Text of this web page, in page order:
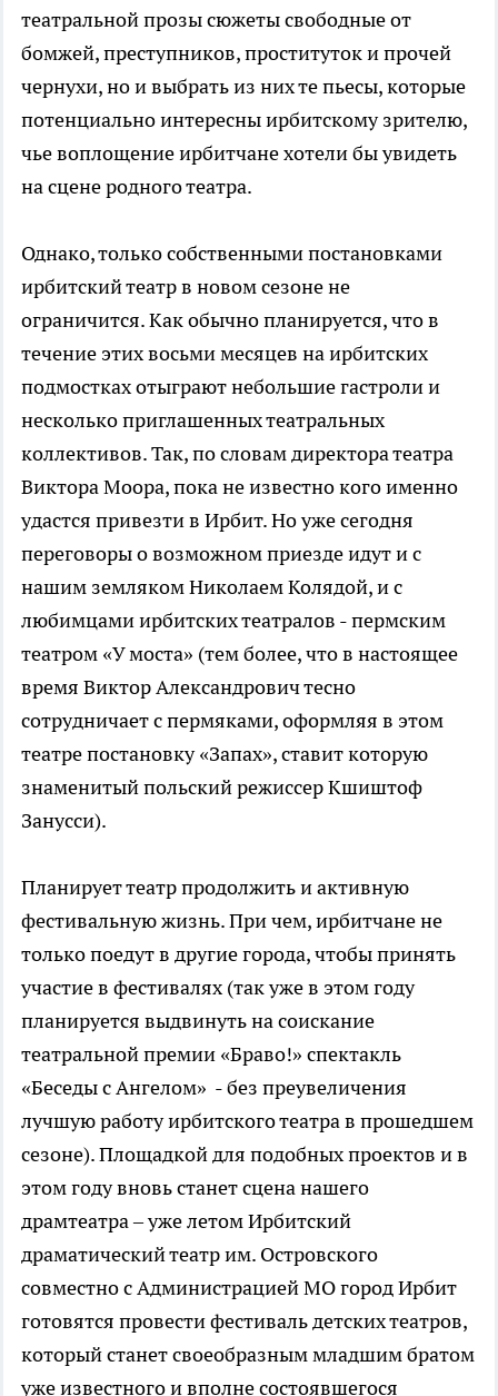
театральной прозы сюжеты свободные от
бомжей, преступников, проституток и прочей
чернухи, но и выбрать из них те пьесы, которые
потенциально интересны ирбитскому зрителю,
чье воплощение ирбитчане хотели бы увидеть
на сцене родного театра.
Однако, только собственными постановками
ирбитский театр в новом сезоне не
ограничится. Как обычно планируется, что в
течение этих восьми месяцев на ирбитских
подмостках отыграют небольшие гастроли и
несколько приглашенных театральных
коллективов. Так, по словам директора театра
Виктора Моора, пока не известно кого именно
удастся привезти в Ирбит. Но уже сегодня
переговоры о возможном приезде идут и с
нашим земляком Николаем Колядой, и с
любимцами ирбитских театралов - пермским
театром «У моста» (тем более, что в настоящее
время Виктор Александрович тесно
сотрудничает с пермяками, оформляя в этом
театре постановку «Запах», ставит которую
знаменитый польский режиссер Кшиштоф
Занусси).
Планирует театр продолжить и активную
фестивальную жизнь. При чем, ирбитчане не
только поедут в другие города, чтобы принять
участие в фестивалях (так уже в этом году
планируется выдвинуть на соискание
театральной премии «Браво!» спектакль
«Беседы с Ангелом» - без преувеличения
лучшую работу ирбитского театра в прошедшем
сезоне). Площадкой для подобных проектов и в
этом году вновь станет сцена нашего
драмтеатра – уже летом Ирбитский
драматический театр им. Островского
совместно с Администрацией МО город Ирбит
готовятся провести фестиваль детских театров,
который станет своеобразным младшим братом
уже известного и вполне состоявшегося